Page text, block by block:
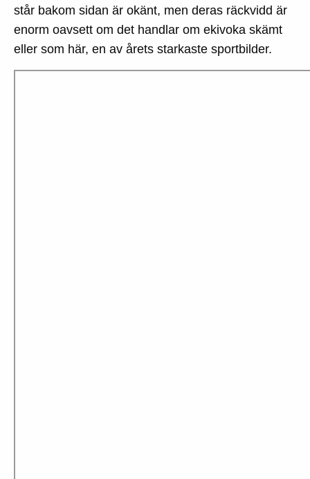
står bakom sidan är okänt, men deras räckvidd är
enorm oavsett om det handlar om ekivoka skämt
eller som här, en av årets starkaste sportbilder.